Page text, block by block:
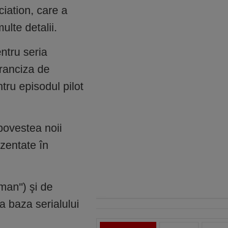
care a
detalii.
seria
de
episodul pilot
noii
în
şi de
baza serialului